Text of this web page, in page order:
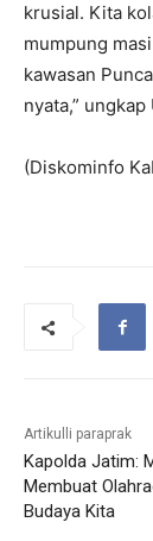
krusial. Kita
mumpung
kawasan
nyata,” ungkap
(Diskominfo
Artikulli paraprak
Kapolda Jatim:
Membuat
Budaya Kita